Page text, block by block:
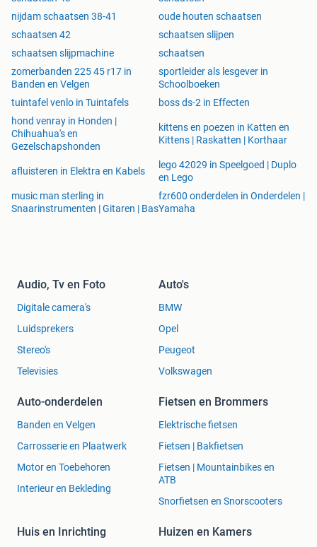
nijdam schaatsen 38-41
oude houten schaatsen
schaatsen 42
schaatsen slijpen
schaatsen slijpmachine
schaatsen
zomerbanden 225 45 r17 in
Banden en Velgen
sportleider als lesgever in
Schoolboeken
tuintafel venlo in Tuintafels
boss ds-2 in Effecten
hond venray in Honden |
Chihuahua's en
Gezelschapshonden
kittens en poezen in Katten en
Kittens | Raskatten | Korthaar
afluisteren in Elektra en Kabels
lego 42029 in Speelgoed | Duplo
en Lego
music man sterling in
Snaarinstrumenten | Gitaren | Bas
fzr600 onderdelen in Onderdelen |
Yamaha
Audio, Tv en Foto
Digitale camera's
Luidsprekers
Stereo's
Televisies
Auto's
BMW
Opel
Peugeot
Volkswagen
Auto-onderdelen
Banden en Velgen
Carrosserie en Plaatwerk
Motor en Toebehoren
Interieur en Bekleding
Fietsen en Brommers
Elektrische fietsen
Fietsen | Bakfietsen
Fietsen | Mountainbikes en
ATB
Snorfietsen en Snorscooters
Huis en Inrichting Huizen en Kamers